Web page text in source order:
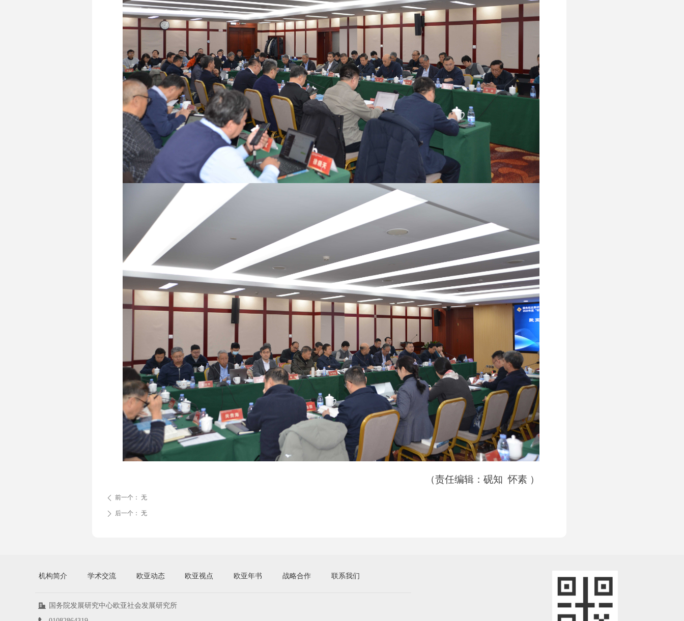
（责任编辑：砚知 怀素 ）
ꄴ 前一个： 无
ꄲ 后一个： 无
机构简介 学术交流 欧亚动态 欧亚视点 欧亚年书 战略合作 联系我们
国务院发展研究中心欧亚社会发展研究所